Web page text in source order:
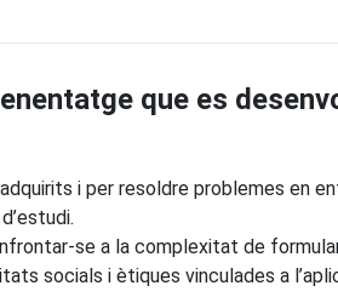
que es
i per resoldre problemes en
se a la complexitat de
socials i ètiques vinculades a